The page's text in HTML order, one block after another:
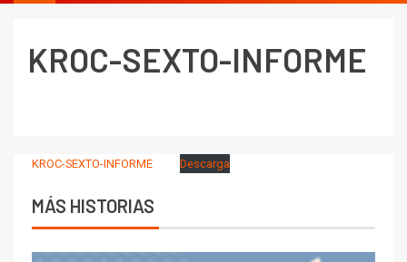
KROC-SEXTO-INFORME
KROC-SEXTO-INFORME Descarga
MÁS HISTORIAS